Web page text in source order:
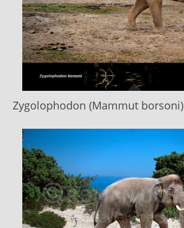
Zygolophodon (Mammut borsoni)